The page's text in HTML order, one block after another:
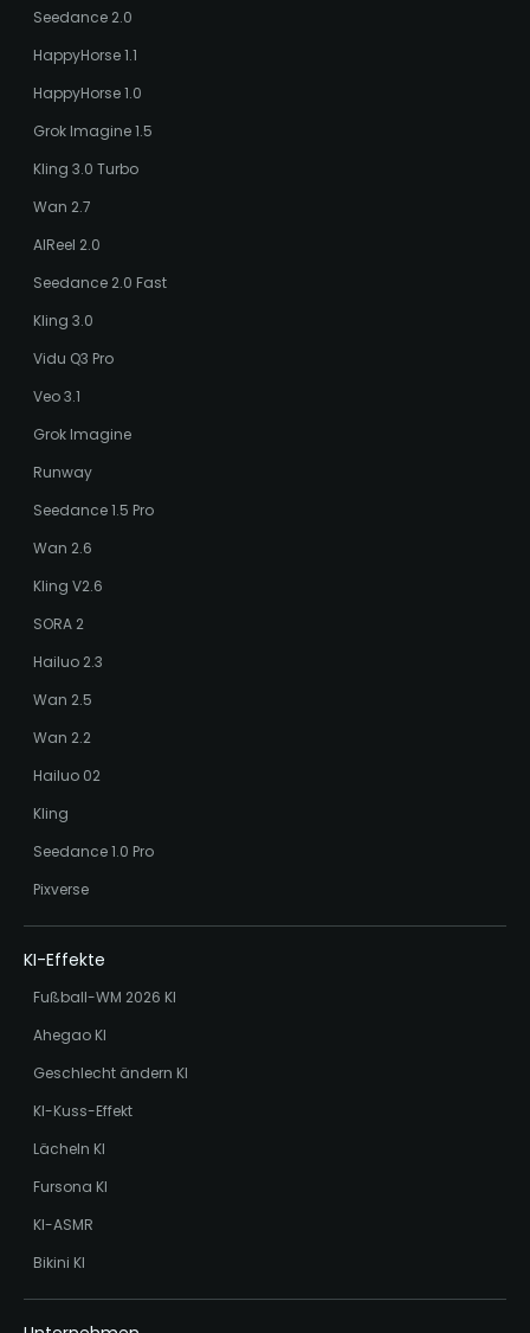
Seedance 2.0
HappyHorse 1.1
HappyHorse 1.0
Grok Imagine 1.5
Kling 3.0 Turbo
Wan 2.7
AIReel 2.0
Seedance 2.0 Fast
Kling 3.0
Vidu Q3 Pro
Veo 3.1
Grok Imagine
Runway
Seedance 1.5 Pro
Wan 2.6
Kling V2.6
SORA 2
Hailuo 2.3
Wan 2.5
Wan 2.2
Hailuo 02
Kling
Seedance 1.0 Pro
Pixverse
KI-Effekte
Fußball-WM 2026 KI
Ahegao KI
Geschlecht ändern KI
KI-Kuss-Effekt
Lächeln KI
Fursona KI
KI-ASMR
Bikini KI